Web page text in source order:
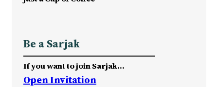
Be a Sarjak
If you want to join Sarjak…
Open Invitation